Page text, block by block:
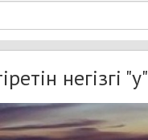
негізгі "у"